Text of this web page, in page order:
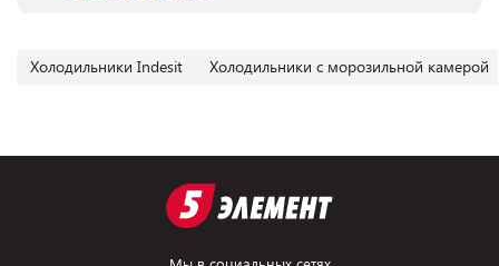
Холодильники Indesit Холодильники с морозильной камерой